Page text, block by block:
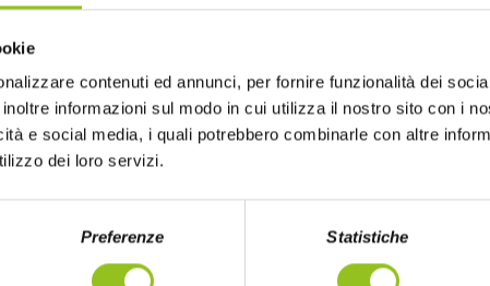
contenuti ed annunci, per fornire funzionalità dei
informazioni sul modo in cui utilizza il nostro sito con i
e social media, i quali potrebbero combinarle con altre
dei loro servizi.
Preferenze Statistiche